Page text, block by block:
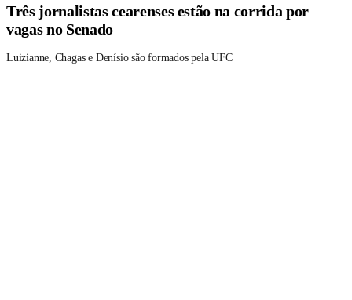
Três jornalistas cearenses estão na corrida por
vagas no Senado
Luizianne, Chagas e Denísio são formados pela UFC